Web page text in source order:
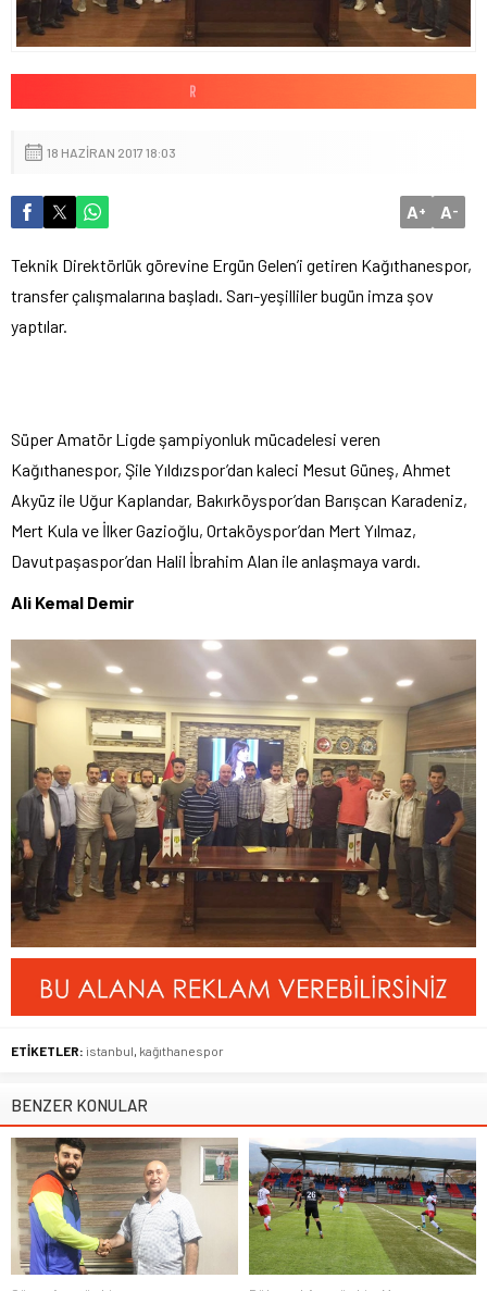
18 HAZIRAN 2017 18:03
A+ A-
Teknik Direktörlük görevine Ergün Gelen’i getiren Kağıthanespor,
transfer çalışmalarına başladı. Sarı-yeşilliler bugün imza şov
yaptılar.
Süper Amatör Ligde şampiyonluk mücadelesi veren
Kağıthanespor, Şile Yıldızspor’dan kaleci Mesut Güneş, Ahmet
Akyüz ile Uğur Kaplandar, Bakırköyspor’dan Barışcan Karadeniz,
Mert Kula ve İlker Gazioğlu, Ortaköyspor’dan Mert Yılmaz,
Davutpaşaspor’dan Halil İbrahim Alan ile anlaşmaya vardı.
Ali Kemal Demir
ETİKETLER: istanbul, kağıthanespor
BENZER KONULAR